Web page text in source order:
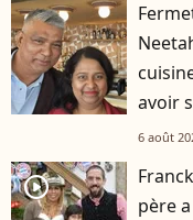
avoir
6 août
player2
père